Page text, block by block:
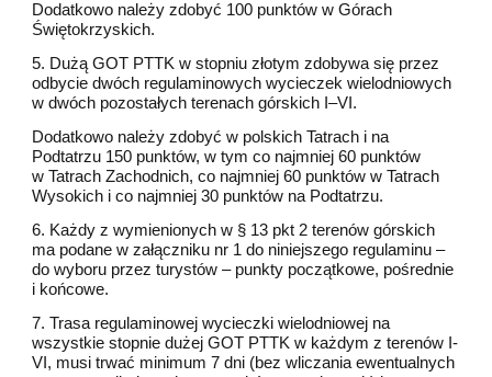
Dodatkowo należy zdobyć 100 punktów w Górach
Świętokrzyskich.
5. Dużą GOT PTTK w stopniu złotym zdobywa się przez
odbycie dwóch regulaminowych wycieczek wielodniowych
w dwóch pozostałych terenach górskich I–VI.
Dodatkowo należy zdobyć w polskich Tatrach i na
Podtatrzu 150 punktów, w tym co najmniej 60 punktów
w Tatrach Zachodnich, co najmniej 60 punktów w Tatrach
Wysokich i co najmniej 30 punktów na Podtatrzu.
6. Każdy z wymienionych w § 13 pkt 2 terenów górskich
ma podane w załączniku nr 1 do niniejszego regulaminu –
do wyboru przez turystów – punkty początkowe, pośrednie
i końcowe.
7. Trasa regulaminowej wycieczki wielodniowej na
wszystkie stopnie dużej GOT PTTK w każdym z terenów I-
VI, musi trwać minimum 7 dni (bez wliczania ewentualnych